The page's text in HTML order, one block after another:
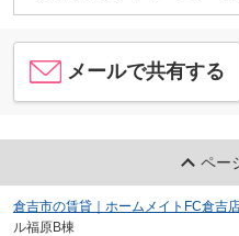
メールで共有する
ペー
倉吉市の賃貸｜ホームメイトFC倉吉
ル福原B棟